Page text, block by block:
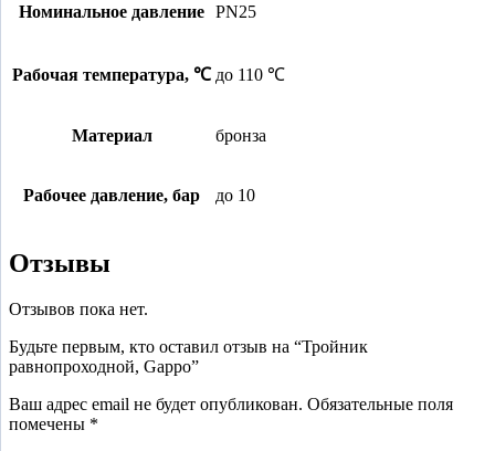
Номинальное давление PN25
Рабочая температура, ℃ до 110 ℃
Материал бронза
Рабочее давление, бар до 10
Отзывы
Отзывов пока нет.
Будьте первым, кто оставил отзыв на “Тройник
равнопроходной, Gappo”
Ваш адрес email не будет опубликован. Обязательные поля
помечены *